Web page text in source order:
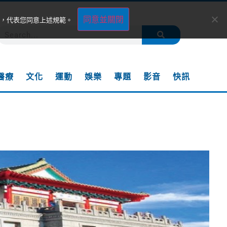
療 文化 運動 娛樂 專題 影音 快訊
代表您同意上述規範。 同意並關閉